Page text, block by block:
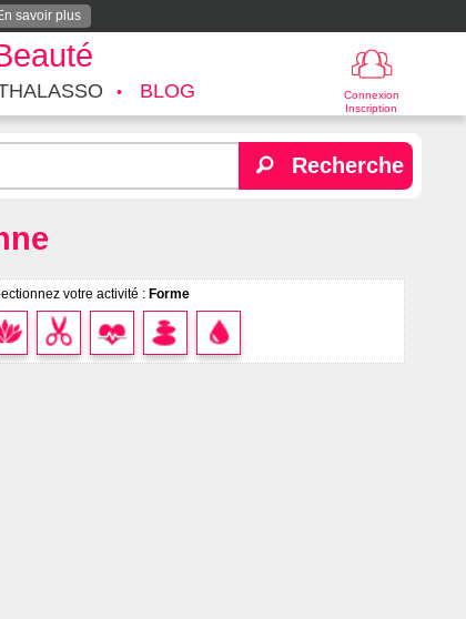
savoir plus
Connexion
Inscription
BLOG
Recherche
votre activité : Forme